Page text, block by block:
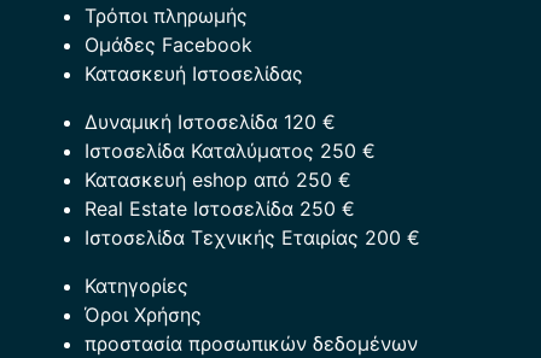
Τρόποι πληρωμής
Ομάδες Facebook
Κατασκευή Ιστοσελίδας
Δυναμική Ιστοσελίδα 120 €
Ιστοσελίδα Καταλύματος 250 €
Κατασκευή eshop από 250 €
Real Estate Ιστοσελίδα 250 €
Ιστοσελίδα Τεχνικής Εταιρίας 200 €
Κατηγορίες
Όροι Χρήσης
προστασία προσωπικών δεδομένων